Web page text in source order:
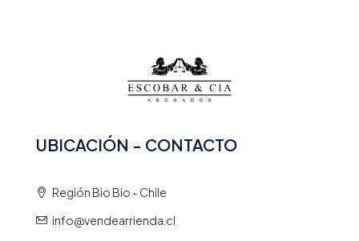
UBICACIÓN - CONTACTO
Región Bio Bio - Chile
info@vendearrienda.cl